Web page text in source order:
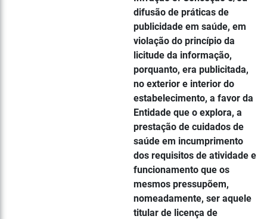
difusão de práticas de
publicidade em saúde, em
violação do princípio da
licitude da informação,
porquanto, era publicitada,
no exterior e interior do
estabelecimento, a favor da
Entidade que o explora, a
prestação de cuidados de
saúde em incumprimento
dos requisitos de atividade e
funcionamento que os
mesmos pressupõem,
nomeadamente, ser aquele
titular de licença de